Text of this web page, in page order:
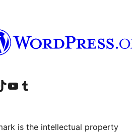
edin ziyaret edin
YouTube kanalımızı ziyaret edinTumblr hesabımızı ziyaret edin
is the intellectual property